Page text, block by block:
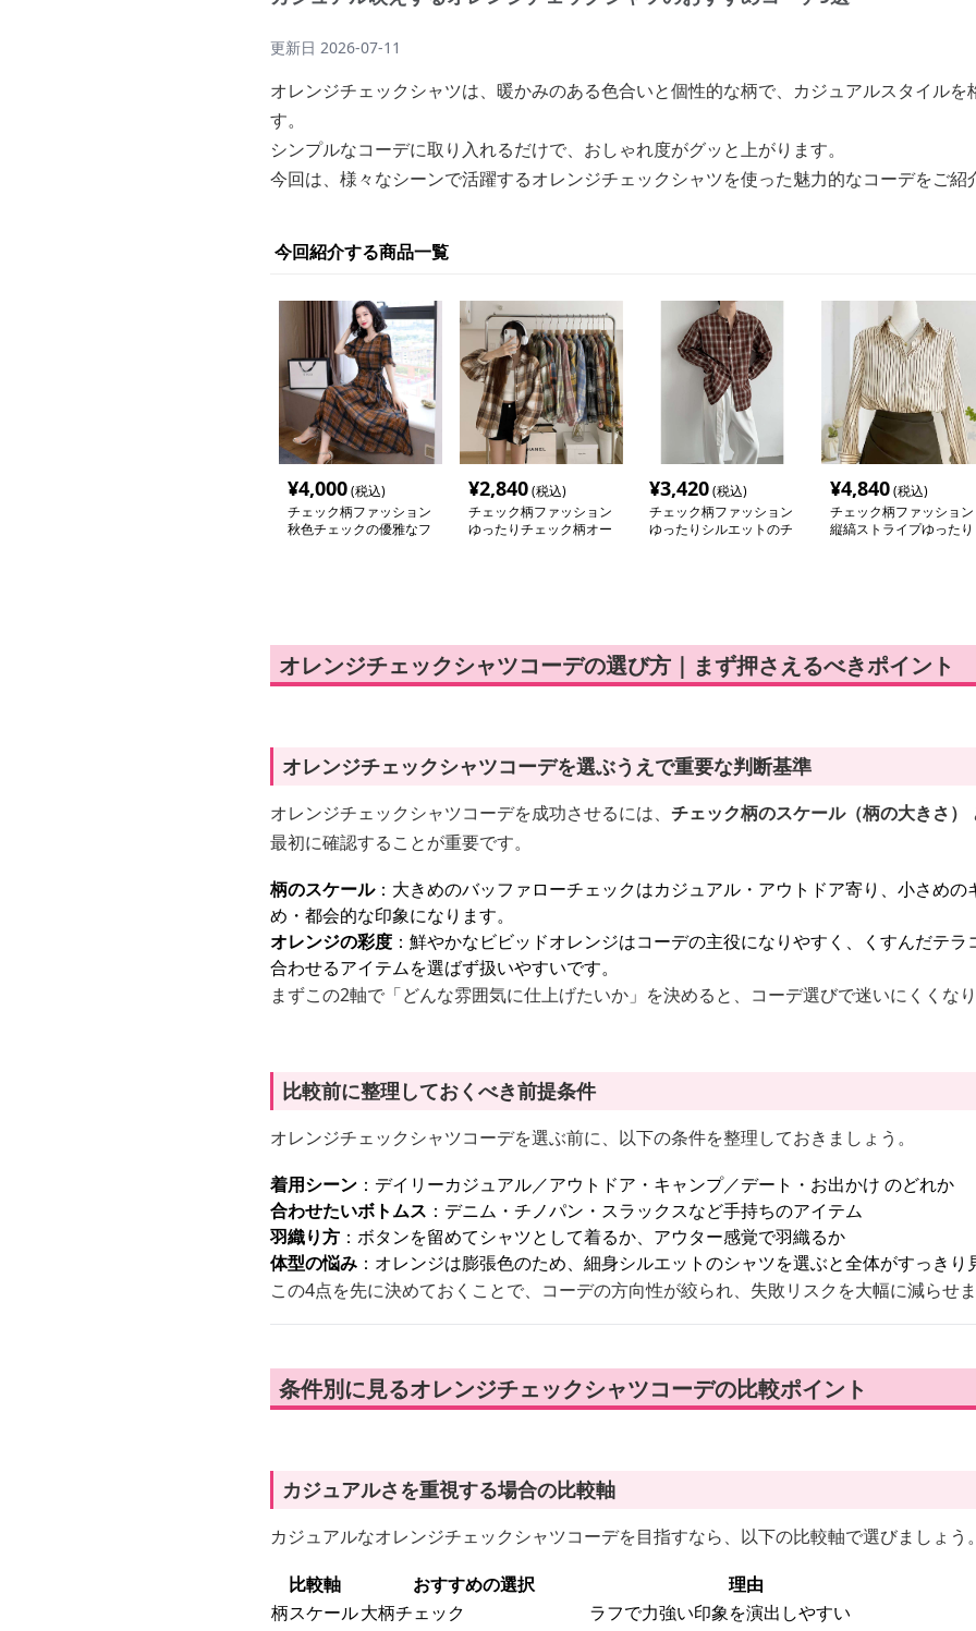
更新日 2026-07-11
オレンジチェックシャツは、暖かみのある色合いと個性的な柄で、カジュアルスタイル
す。
シンプルなコーデに取り入れるだけで、おしゃれ度がグッと上がります。
今回は、様々なシーンで活躍するオレンジチェックシャツを使った魅力的なコーデをご紹
今回紹介する商品一覧
¥4,000(税込)
チェック柄ファッション
秋色チェックの優雅なフ
¥2,840(税込)
チェック柄ファッション
ゆったりチェック柄オー
¥3,420(税込)
チェック柄ファッション
ゆったりシルエットのチ
¥4,840(税込)
チェック柄ファッション
縦縞ストライプゆったり
オレンジチェックシャツコーデの選び方｜まず押さえるべきポイント
オレンジチェックシャツコーデを選ぶうえで重要な判断基準
オレンジチェックシャツコーデを成功させるには、 チェック柄のスケール（柄の大きさ）
最初に確認することが重要です。
柄のスケール：大きめのバッファローチェックはカジュアル・アウトドア寄り、小さめの
め・都会的な印象になります。
オレンジの彩度 ：鮮やかなビビッドオレンジはコーデの主役になりやすく、くすんだテ
合わせるアイテムを選ばず扱いやすいです。
まずこの2軸で「どんな雰囲気に仕上げたいか」を決めると、コーデ選びで迷いにくくなり
比較前に整理しておくべき前提条件
オレンジチェックシャツコーデを選ぶ前に、以下の条件を整理しておきましょう。
着用シーン ：デイリーカジュアル／アウトドア・キャンプ／デート・お出かけ のどれか
合わせたいボトムス ：デニム・チノパン・スラックスなど手持ちのアイテム
羽織り方 ：ボタンを留めてシャツとして着るか、アウター感覚で羽織るか
体型の悩み ：オレンジは膨張色のため、細身シルエットのシャツを選ぶと全体がすっきり
この4点を先に決めておくことで、コーデの方向性が絞られ、失敗リスクを大幅に減らせま
条件別に見るオレンジチェックシャツコーデの比較ポイント
カジュアルさを重視する場合の比較軸
カジュアルなオレンジチェックシャツコーデを目指すなら、以下の比較軸で選びましょう。
比較軸
おすすめの選択
理由
柄スケール大柄チェック
ラフで力強い印象を演出しやすい